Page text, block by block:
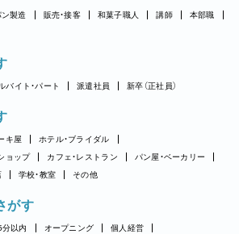
ン製造 販売・接客 和菓子職人 講師
本部職
バイト・パート 派遣社員 新卒（正社員）
キ屋
ホテル・ブライダル
ョップ
カフェ・レストラン
パン屋・ベーカリー
学校・教室 その他
がす
以内 オープニング
個人経営